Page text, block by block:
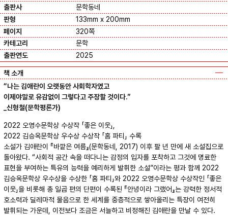
출판사
문학동네
판형
133mm x 200mm
페이지
320쪽
카테고리
문학
출판연도
2025
책 소개
“나는 김애란이 오랫동안 사회학자였고
이제야말로 유감없이 그렇다고 주장할 것이다.”
_신형철(문학평론가)
2022 오영수문학상 수상작 「좋은 이웃」,
2022 김승옥문학상 우수상 수상작 「홈 파티」 수록
소설가 김애란이 『바깥은 여름』(문학동네, 2017) 이후 팔 년 만에 새 소설집으로
돌아왔다. “사회적 공간 속을 떠다니는 감정의 입자를 포착하고 그것에 명료한
표현을 부여하는 특유의 능력을 예리하게 발휘한 소설”이라는 평과 함께 2022
김승옥문학상 우수상을 수상한 「홈 파티」와 2022 오영수문학상 수상작인 「좋은
이웃」을 비롯해 총 일곱 편의 단편이 수록된 『안녕이라 그랬어』는 강력한 정서적
호소력과 딜레마적 물음으로 한 세계를 중층적으로 쌓아올리는 특장이 여전히
발휘되는 가운데, 이전보다 조금은 서늘하고 비정해진 김애란을 만날 수 있다.